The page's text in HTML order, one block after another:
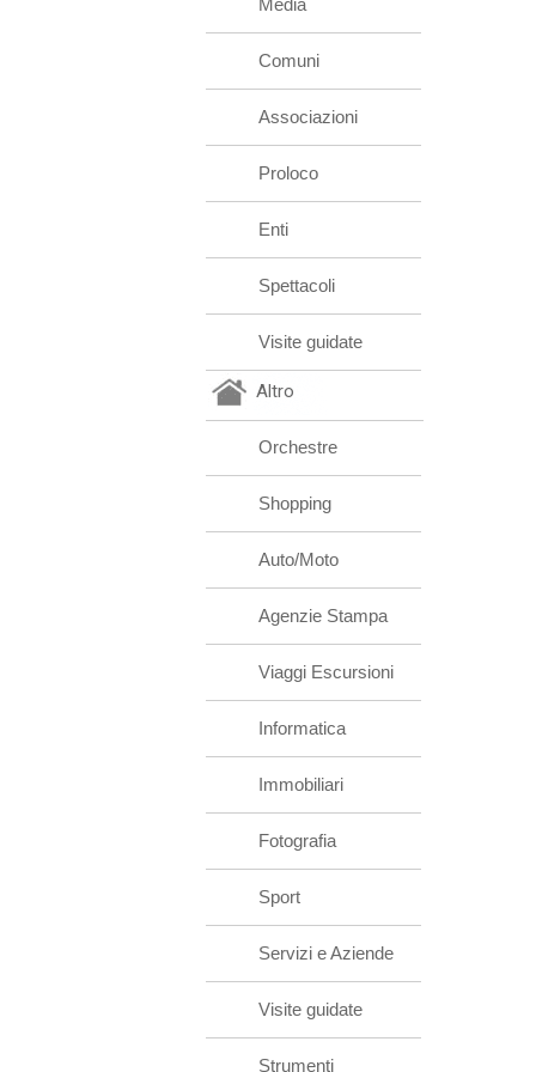
Media
Comuni
Associazioni
Proloco
Enti
Spettacoli
Visite guidate
Altro
Orchestre
Shopping
Auto/Moto
Agenzie Stampa
Viaggi Escursioni
Informatica
Immobiliari
Fotografia
Sport
Servizi e Aziende
Visite guidate
Strumenti